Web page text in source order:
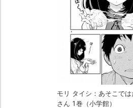
モリ タイシ：あそこで
さん 1巻（小学館）